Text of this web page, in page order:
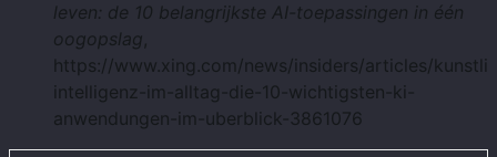
leven: de 10 belangrijkste AI-toepassingen in één
oogopslag,
https://www.xing.com/news/insiders/articles/
intelligenz-im-alltag-die-10-wichtigsten-ki-
anwendungen-im-uberblick-3861076